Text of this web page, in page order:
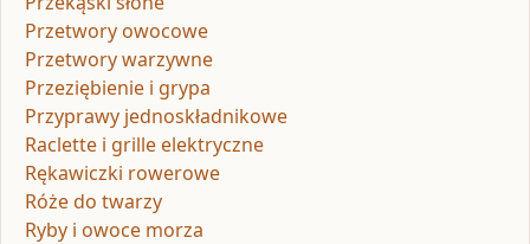
Przetwory owocowe
Przetwory warzywne
Przeziębienie i grypa
Przyprawy jednoskładnikowe
Raclette i grille elektryczne
Rękawiczki rowerowe
Róże do twarzy
Ryby i owoce morza